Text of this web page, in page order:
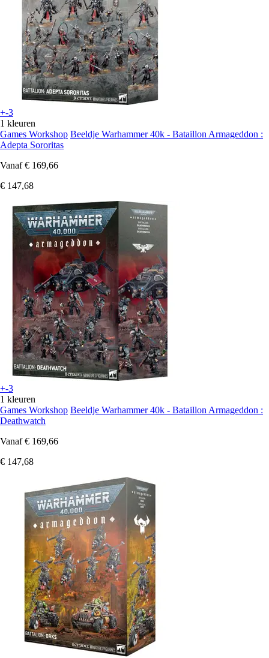
+-3
1 kleuren
Games Workshop Beeldje Warhammer 40k - Bataillon Armageddon :
Adepta Sororitas
Vanaf € 169,66
€ 147,68
+-3
1 kleuren
Games Workshop Beeldje Warhammer 40k - Bataillon Armageddon :
Deathwatch
Vanaf € 169,66
€ 147,68